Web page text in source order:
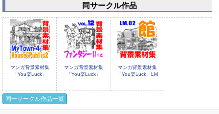
同サークル作品
マンガ背景素材集
「You楽Luck」
マンガ背景素材集
「You楽Luck」
マンガ背景素材集
「You楽Luck」LM
同一サークル作品一覧